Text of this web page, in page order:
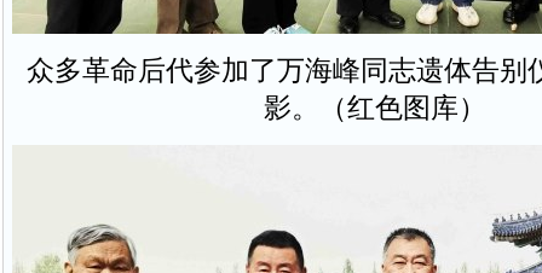
众多革命后代参加了万海峰同志遗体告别
影。（红色图库）